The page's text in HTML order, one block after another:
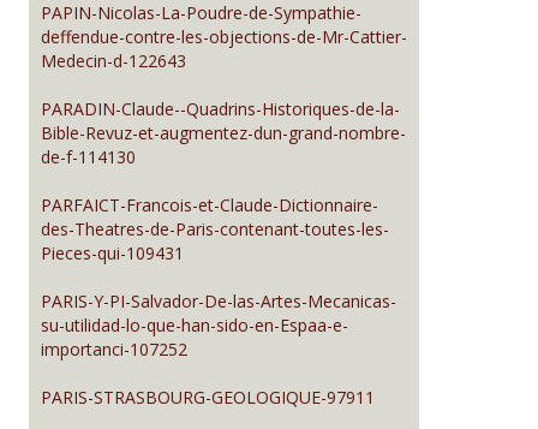
PAPIN-Nicolas-La-Poudre-de-Sympathie-
deffendue-contre-les-objections-de-Mr-Cattier-
Medecin-d-122643
PARADIN-Claude--Quadrins-Historiques-de-la-
Bible-Revuz-et-augmentez-dun-grand-nombre-
de-f-114130
PARFAICT-Francois-et-Claude-Dictionnaire-
des-Theatres-de-Paris-contenant-toutes-les-
Pieces-qui-109431
PARIS-Y-PI-Salvador-De-las-Artes-Mecanicas-
su-utilidad-lo-que-han-sido-en-Espaa-e-
importanci-107252
PARIS-STRASBOURG-GEOLOGIQUE-97911